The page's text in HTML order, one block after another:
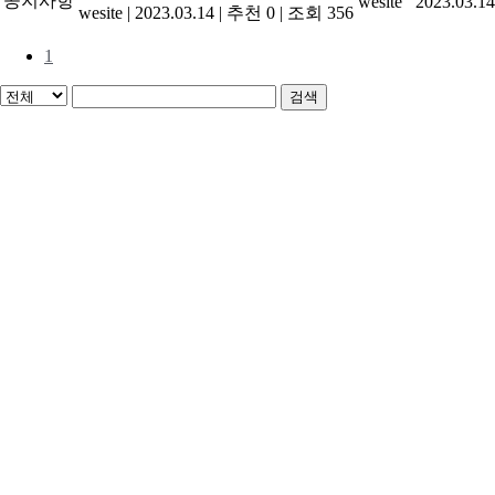
wesite | 2023.03.14 | 추천 0 | 조회 356
1
검색